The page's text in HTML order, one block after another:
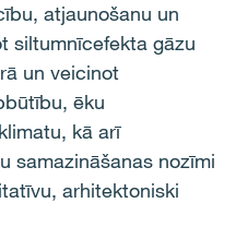
atjaunošanu un
siltumnīcefekta gāzu
un veicinot
ēku
kā arī
samazināšanas nozīmi
arhitektoniski